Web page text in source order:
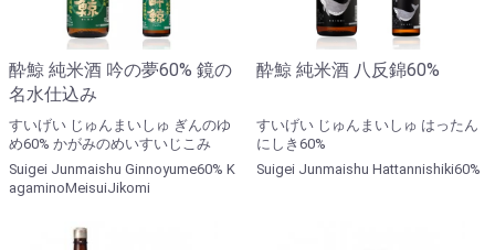
酔鯨 純米酒 吟の夢60% 鏡の
名水仕込み
すいげい じゅんまいしゅ ぎんのゆ
め60% かがみのめいすいじこみ
Suigei Junmaishu Ginnoyume60% K
agaminoMeisuiJikomi
酔鯨 純米酒 八反錦60%
すいげい じゅんまいしゅ はったん
にしき60%
Suigei Junmaishu Hattannishiki60%